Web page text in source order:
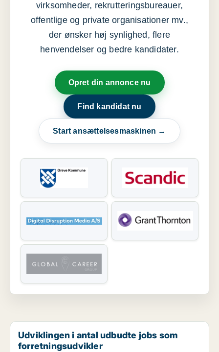
virksomheder, rekrutteringsbureauer,
offentlige og private organisationer mv.,
der ønsker høj synlighed, flere
henvendelser og bedre kandidater.
Opret din annonce nu
Find kandidat nu
Start ansættelsesmaskinen →
Udviklingen i antal udbudte jobs som
forretningsudvikler